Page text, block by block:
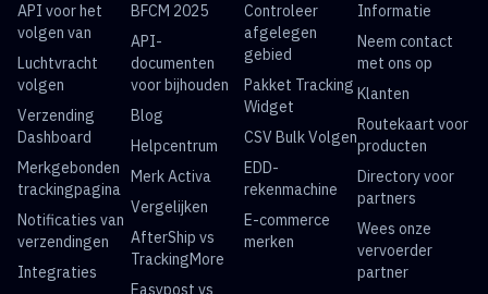
API voor het
volgen van
Luchtvracht
volgen
Verzending
Dashboard
Merkgebonden
trackingpagina
Notificaties van
verzendingen
Integraties
BFCM 2025
API-
documenten
voor bijhouden
Blog
Helpcentrum
Merk Activa
Vergelijken
AfterShip vs
TrackingMore
Easypost vs
Controleer
afgelegen
gebied
Pakket Tracking
Widget
CSV Bulk Volgen
EDD-
rekenmachine
E-commerce
merken
Informatie
Neem contact
met ons op
Klanten
Routekaart voor
producten
Directory voor
partners
Wees onze
vervoerder
partner